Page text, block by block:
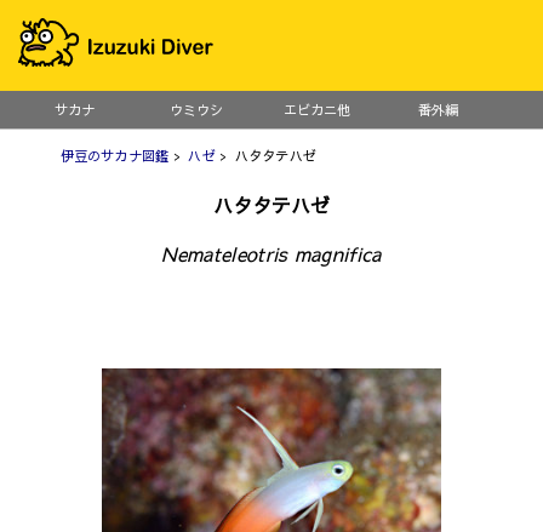
サカナ ウミウシ エビカニ他 番外編
伊豆のサカナ図鑑 > ハゼ> ハタタテハゼ
ハタタテハゼ
Nemateleotris magnifica